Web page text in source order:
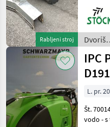
Rabljeni stroj
Benzinmotor,
Antrieb, Schieberbreite 1,
0m, Standort Westendorf
(A) Dvoriščna mehanizacija
Čistilna
/IPC
L. pr.
Št. 70014 Čistilnik z
vodo - s